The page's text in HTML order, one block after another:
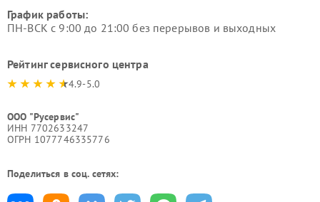
График работы:
ПН-ВСК с 9:00 до 21:00 без перерывов и выходных
Рейтинг сервисного центра
4.9-5.0
ООО "Русервис"
ИНН 7702633247
ОГРН 1077746335776
Поделиться в соц. сетях: